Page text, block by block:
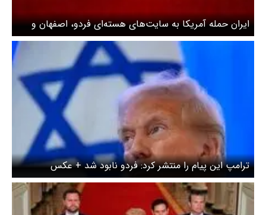
ایران حمله آمریکا به سایت‌های هسته‌ای فردو، اصفهان و
نطنز را تایید کرد
ترامپ این پیام را منتشر کرد: فردو نابود شد + عکس